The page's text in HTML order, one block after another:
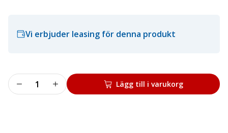
Vi erbjuder leasing för denna produkt
Basket
mängd
Lägg till i varukorg